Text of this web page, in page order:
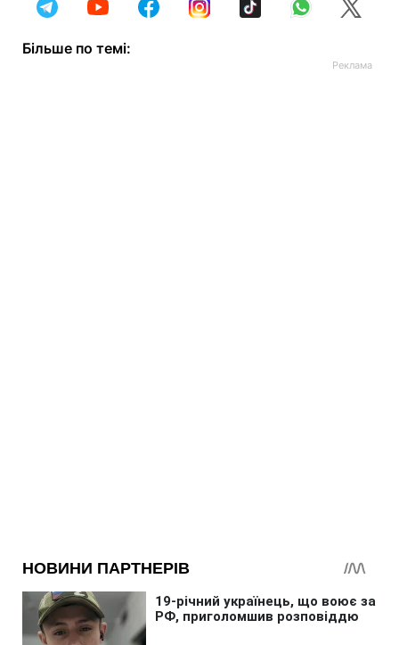
Більше по темі: